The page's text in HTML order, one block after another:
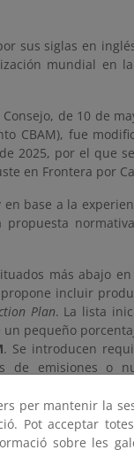
sus siglas en
mundial en
de 10 de
CBAM), fue
2025, por el que
en Frontera por
base a la
más abajo
incluir
Plan. La lista
pequeño
. Se introducen
de emisiones o
por defecto
se importe
fomentar la
per mantenir la
Pot acceptar
sobre les